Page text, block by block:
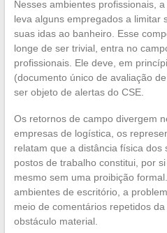
Nesses ambientes profissionais,
leva alguns empregados a limitar
suas idas ao banheiro. Esse
longe de ser trivial, entra no
profissionais. Ele deve, em
(documento único de avaliação
ser objeto de alertas do CSE.
Os retornos de campo divergem
empresas de logística, os
relatam que a distância física dos
postos de trabalho constitui, por
mesmo sem uma proibição
ambientes de escritório, a
meio de comentários repetidos
obstáculo material.